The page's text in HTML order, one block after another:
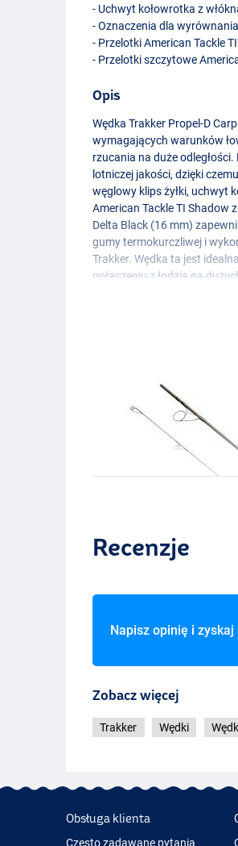
- Uchwyt kołowrotka z
- Oznaczenia dla
- Przelotki American Tackle
- Przelotki szczytowe
Opis
Wędka Trakker Propel-D
wymagających warunków
rzucania na duże
lotniczej jakości, dzięki
węglowy klips żyłki, uchwyt
American Tackle TI Shadow
Delta Black (16 mm)
gumy termokurczliwej i
Trakker. Wędka ta jest
połączeniu z łodzią na
Recenzje
Napisz opinię i
Zobacz więcej
Trakker Wędki
Obsługa klienta
Często zadawane pytania